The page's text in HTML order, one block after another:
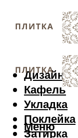
Дизайн
Кафель
Укладка
Поклейка
Затирка
Меню